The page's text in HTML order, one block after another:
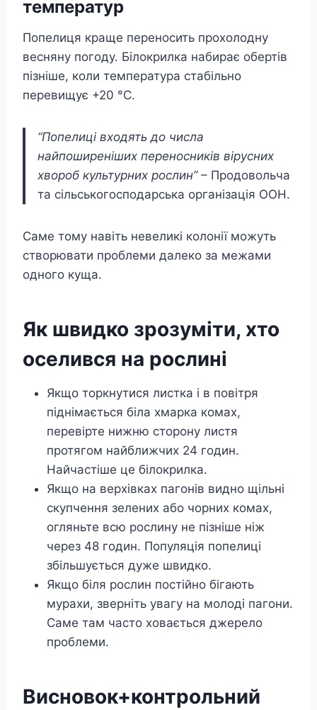
температур
Попелиця краще переносить прохолодну
весняну погоду. Білокрилка набирає обертів
пізніше, коли температура стабільно
перевищує +20 °C.
“Попелиці входять до числа
найпоширеніших переносників вірусних
хвороб культурних рослин”– Продовольча
та сільськогосподарська організація ООН.
Саме тому навіть невеликі колонії можуть
створювати проблеми далеко за межами
одного куща.
Як швидко зрозуміти, хто
оселився на рослині
Якщо торкнутися листка і в повітря
піднімається біла хмарка комах,
перевірте нижню сторону листя
протягом найближчих 24 годин.
Найчастіше це білокрилка.
Якщо на верхівках пагонів видно щільні
скупчення зелених або чорних комах,
огляньте всю рослину не пізніше ніж
через 48 годин. Популяція попелиці
збільшується дуже швидко.
Якщо біля рослин постійно бігають
мурахи, зверніть увагу на молоді пагони.
Саме там часто ховається джерело
проблеми.
Висновок+контрольний